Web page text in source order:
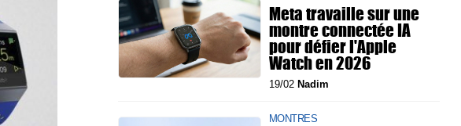
Meta travaille sur une
montre connectée IA
pour défier l'Apple
Watch en 2026
19/02 Nadim
MONTRES